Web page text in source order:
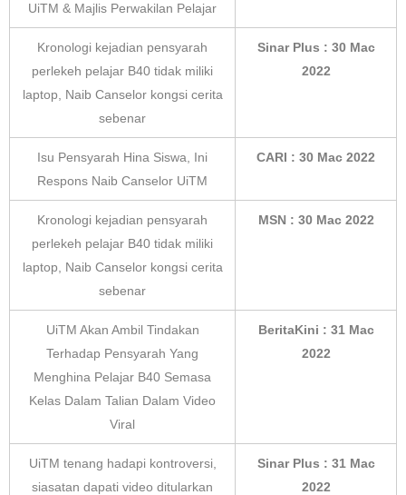
UiTM & Majlis Perwakilan Pelajar
Kronologi kejadian pensyarah
perlekeh pelajar B40 tidak miliki
laptop, Naib Canselor kongsi cerita
sebenar
Sinar Plus : 30 Mac
2022
Isu Pensyarah Hina Siswa, Ini
Respons Naib Canselor UiTM
CARI : 30 Mac 2022
Kronologi kejadian pensyarah
perlekeh pelajar B40 tidak miliki
laptop, Naib Canselor kongsi cerita
sebenar
MSN : 30 Mac 2022
UiTM Akan Ambil Tindakan
Terhadap Pensyarah Yang
Menghina Pelajar B40 Semasa
Kelas Dalam Talian Dalam Video
Viral
BeritaKini : 31 Mac
2022
UiTM tenang hadapi kontroversi,
siasatan dapati video ditularkan
Sinar Plus : 31 Mac
2022